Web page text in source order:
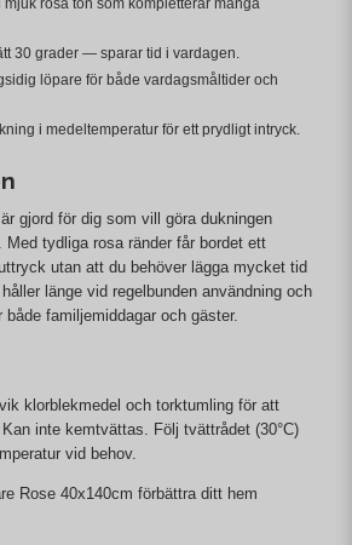
mjuk rosa ton som kompletterar många
30 grader — sparar tid i vardagen.
löpare för både vardagsmåltider och
i medeltemperatur för ett prydligt intryck.
gjord för dig som vill göra dukningen
Med tydliga rosa ränder får bordet ett
utan att du behöver lägga mycket tid
länge vid regelbunden användning och
både familjemiddagar och gäster.
klorblekmedel och torktumling för att
inte kemtvättas. Följ tvättrådet (30°C)
vid behov.
Rose 40x140cm förbättra ditt hem